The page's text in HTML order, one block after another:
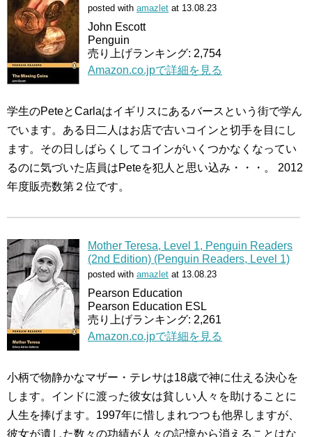
posted with amazlet at 13.08.23
John Escott
Penguin
売り上げランキング: 2,754
Amazon.co.jpで詳細を見る
学生のPeteとCarlaはイギリスにあるバースという街で学ん
でいます。ある日二人はお店で古いコインと切手を目にし
ます。その日しばらくしてコインがいくつかなくなってい
るのに気づいた店員はPeteを犯人と思い込み・・・。 2012
年度販売数第２位です。
Mother Teresa, Level 1, Penguin Readers
(2nd Edition) (Penguin Readers, Level 1)
posted with amazlet at 13.08.23
Pearson Education
Pearson Education ESL
売り上げランキング: 2,261
Amazon.co.jpで詳細を見る
小柄で物静かなマザー・テレサは18歳で神に仕える決心を
します。インドに渡った彼女は貧しい人々を助けることに
人生を捧げます。1997年に惜しまれつつも他界しますが、
彼女が遺した数々の功績が人々の記憶から消えることはな